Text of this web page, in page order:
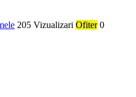
205 Vizualizari Ofiter 0